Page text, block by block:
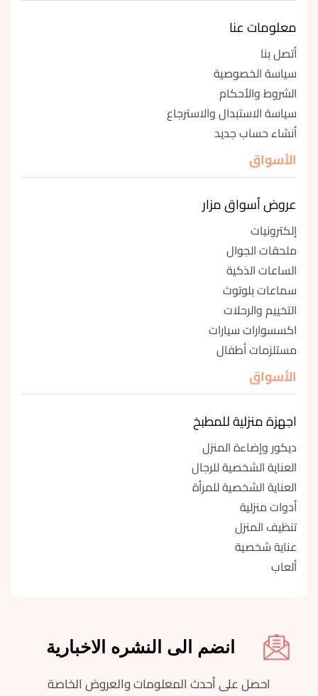
معلومات عنا
أتصل بنا
سياسة الخصوصية
الشروط والأحكام
سياسة الاستبدال والاسترجاع
أنشاء حساب جديد
الأسواق
عروض أسواق مزار
إلكترونيات
ملحقات الجوال
الساعات الذكية
سماعات بلوتوث
التخييم والرحلات
اكسسوارات سيارات
مستلزمات أطفال
الأسواق
اجهزة منزلية للمطبخ
ديكور وإضاءة المنزل
العناية الشخصية للرجال
العناية الشخصية للمرأة
أدوات منزلية
تنظيف المنزل
عناية شخصية
ألعاب
انضم الى النشره الاخبارية
احصل على أحدث المعلومات والعروض الخاصة